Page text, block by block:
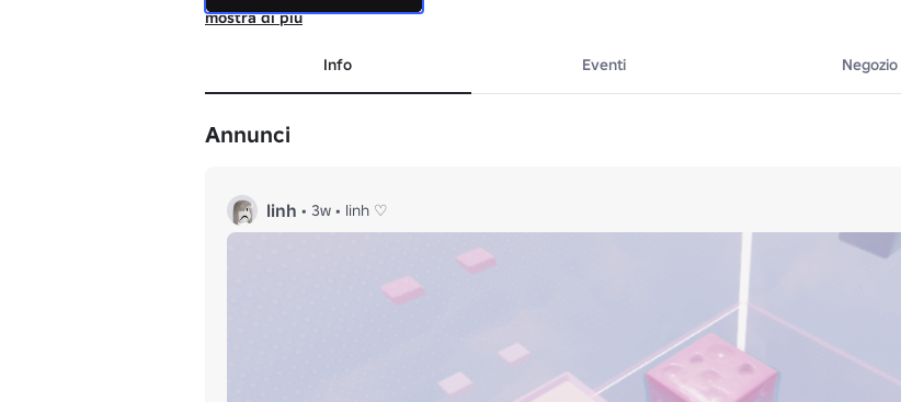
mostra di più
Info Eventi Negozio
Annunci
linh • 3w • linh ♡